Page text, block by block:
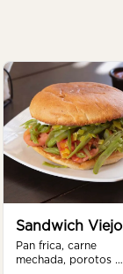
Sandwich Viejo
roble
Pan frica, carne
mechada, porotos